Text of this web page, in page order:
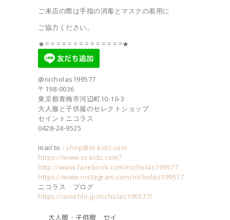
ご来店の際は手指の消毒とマスクの着用に
ご協力ください。
★= = = = = = = = = = = = = =★
@nicholas199577
〒198-0036
東京都青梅市河辺町10-10-3
大人服と子供服のセレクトショップ
セイントニコラス
0428-24-9525
mail to : shop@st-kids.com
https://www.st-kids.com?
http://www.facebook.com/nicholas199577
https://www.instagram.com/nicholas199577
ニコラス ブログ
https://ameblo.jp/nicholas199577/